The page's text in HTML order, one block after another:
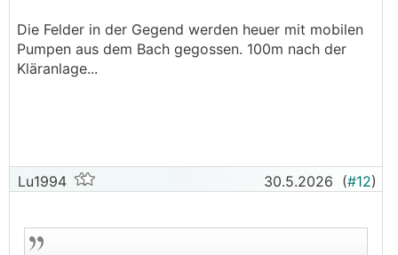
Die Felder in der Gegend werden heuer mit mobilen
Pumpen aus dem Bach gegossen. 100m nach der
Kläranlage...
Lu1994 30.5.2026 (#12)